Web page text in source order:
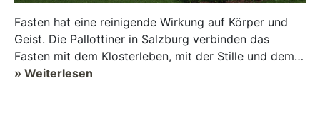
Fasten hat eine reinigende Wirkung auf Körper und
Geist. Die Pallottiner in Salzburg verbinden das
Fasten mit dem Klosterleben, mit der Stille und dem
Rückzug. Allein ist man dennoch nicht. In der G...
» Weiterlesen